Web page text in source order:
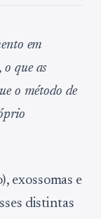
em
que as
o método de
exossomas e
distintas